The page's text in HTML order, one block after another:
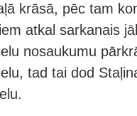
krāsā, pēc tam
atkal sarkanais
nosaukumu
tad tai dod